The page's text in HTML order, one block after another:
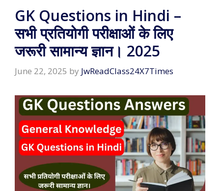
GK Questions in Hindi –
सभी प्रतियोगी परीक्षाओं के लिए
जरूरी सामान्य ज्ञान। 2025
June 22, 2025 by JwReadClass24X7Times